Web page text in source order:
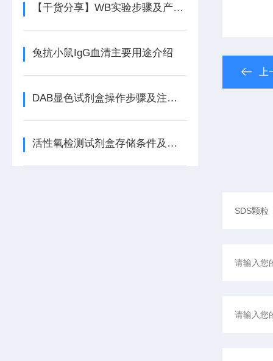
【干货分享】WB实验步骤及产品的选择
兔抗小鼠IgG血清主要用途介绍
DAB显色试剂盒操作步骤及注意事项
活性氧检测试剂盒存储条件及质量控制要点